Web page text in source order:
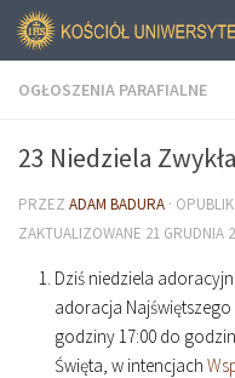
OGŁOSZENIA PARAFIALNE
23 Niedziela
PRZEZ ADAM BADURA ·
ZAKTUALIZOWANE 21 GRUDNIA
Dziś niedziela
adoracja
godziny17:00 do
Święta, w intencjach